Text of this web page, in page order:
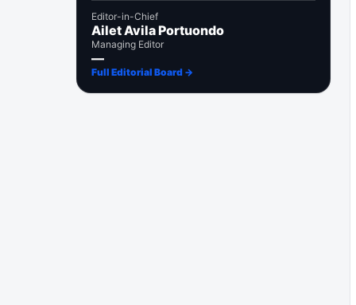
Editor-in-Chief
Ailet Avila Portuondo
Managing Editor
—
Full Editorial Board →